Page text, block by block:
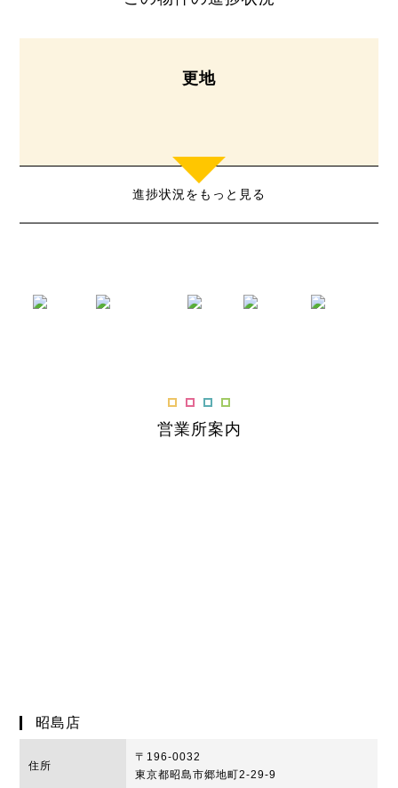
更地
進捗状況をもっと見る
営業所案内
昭島店
住所
〒196-0032
東京都昭島市郷地町2-29-9